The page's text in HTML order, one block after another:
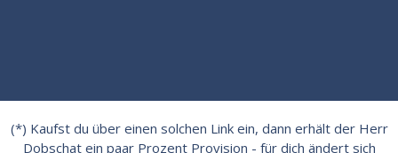
(*) Kaufst du über einen solchen Link ein, dann erhält der Herr
Dobschat ein paar Prozent Provision - für dich ändert sich